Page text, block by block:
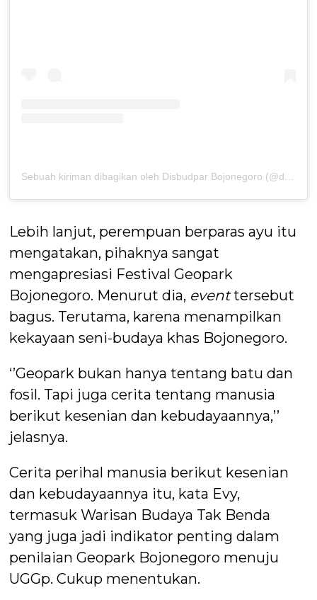
Sebuah kiriman dibagikan oleh Disbudpar Bojonegoro (@disbudparbojonegoro)
Lebih lanjut, perempuan berparas ayu itu
mengatakan, pihaknya sangat
mengapresiasi Festival Geopark
Bojonegoro. Menurut dia, eventtersebut
bagus. Terutama, karena menampilkan
kekayaan seni-budaya khas Bojonegoro.
‘’Geopark bukan hanya tentang batu dan
fosil. Tapi juga cerita tentang manusia
berikut kesenian dan kebudayaannya,’’
jelasnya.
Cerita perihal manusia berikut kesenian
dan kebudayaannya itu, kata Evy,
termasuk Warisan Budaya Tak Benda
yang juga jadi indikator penting dalam
penilaian Geopark Bojonegoro menuju
UGGp. Cukup menentukan.